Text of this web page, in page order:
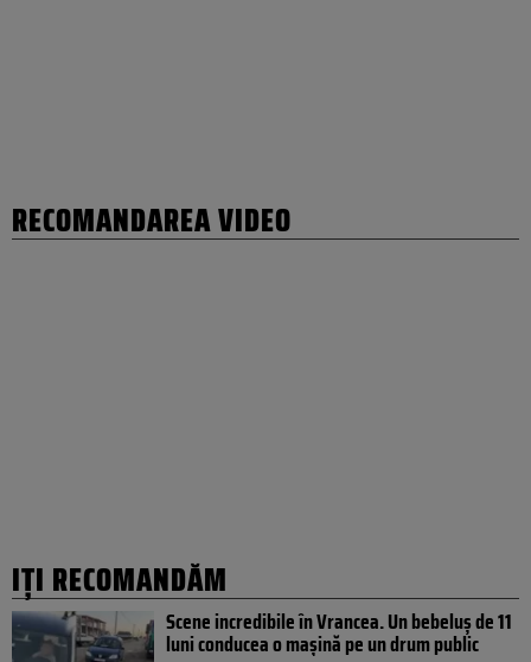
RECOMANDAREA VIDEO
IȚI RECOMANDĂM
Scene incredibile în Vrancea. Un bebeluș de 11
luni conducea o mașină pe un drum public